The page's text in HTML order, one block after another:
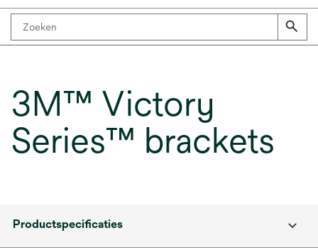
3M™ Victory
Series™ brackets
Productspecificaties